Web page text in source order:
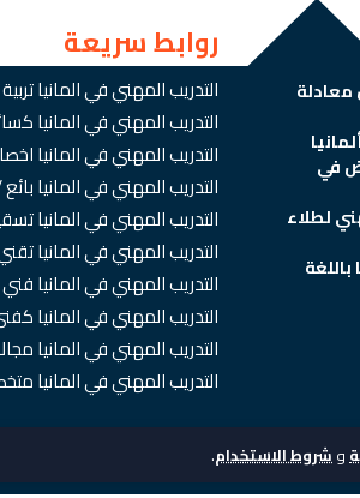
وشروط الاستخدام.
معادلة
في
لطلاء
روابط سريعة
التدريب المهني في المانيا
التدريب المهني في المانيا
التدريب المهني في المانيا
التدريب المهني في المانيا
التدريب المهني في المانيا
التدريب المهني في المانيا
التدريب المهني في المانيا
التدريب المهني في المانيا
التدريب المهني في المانيا
التدريب المهني في المانيا